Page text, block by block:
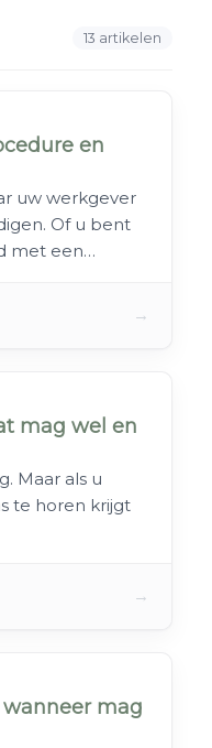
13 artikelen
en
uw werkgever
Of u bent
met een…
→
mag wel en
Maar als u
te horen krijgt
→
mag